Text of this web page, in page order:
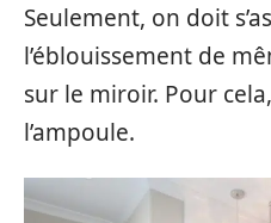
Seulement, on doit
l’éblouissement de
sur le miroir. Pour
l’ampoule.